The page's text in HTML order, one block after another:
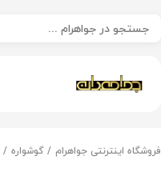
فروشگاه اینترنتی جواهرام گوشواره